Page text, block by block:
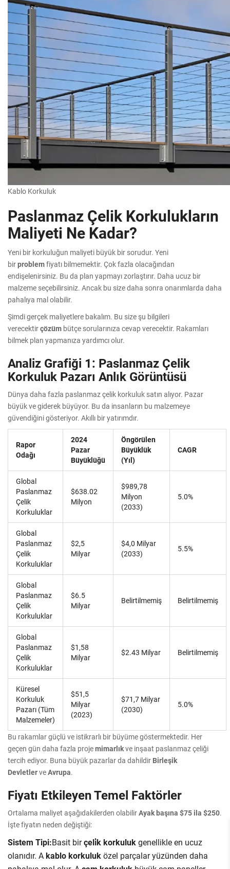
Kablo Korkuluk
Paslanmaz Çelik Korkulukların
Maliyeti Ne Kadar?
Yeni bir korkuluğun maliyeti büyük bir sorudur. Yeni
birproblemfiyatı bilmemektir. Çok fazla olacağından
endişelenirsiniz. Bu da plan yapmayı zorlaştırır. Daha ucuz bir
malzeme seçebilirsiniz. Ancak bu size daha sonra onarımlarda daha
pahalıya mal olabilir.
Şimdi gerçek maliyetlere bakalım. Bu size şu bilgileri
verecektirçözüm bütçe sorularınıza cevap verecektir. Rakamları
bilmek plan yapmanıza yardımcı olur.
Analiz Grafiği 1: Paslanmaz Çelik
Korkuluk Pazarı Anlık Görüntüsü
Dünya daha fazla paslanmaz çelik korkuluk satın alıyor. Pazar
büyük ve giderek büyüyor. Bu da insanların bu malzemeye
güvendiğini gösteriyor. Akıllı bir yatırımdır.
Rapor
Odağı
2024
Pazar
Büyüklüğü
Öngörülen
Büyüklük
(Yıl)
CAGR
Global
Paslanmaz
Çelik
Korkuluklar
$638.02
Milyon
$989,78
Milyon
(2033)
5.0%
Global
Paslanmaz
Çelik
Korkuluklar
$2,5
Milyar
$4,0 Milyar
(2033)
5.5%
Global
Paslanmaz
Çelik
Korkuluklar
$6.5
Milyar
Belirtilmemiş Belirtilmemiş
Global
Paslanmaz
Çelik
Korkuluklar
$1,58
Milyar
$2.43 Milyar Belirtilmemiş
Küresel
Korkuluk
Pazarı (Tüm
Malzemeler)
$51,5
Milyar
(2023)
$71,7 Milyar
(2030)
5.0%
Bu rakamlar güçlü ve istikrarlı bir büyüme göstermektedir. Her
geçen gün daha fazla projemimarlıkve inşaat paslanmaz çeliği
tercih ediyor. Buna büyük pazarlar da dahildir Birleşik
DevletlerveAvrupa.
Fiyatı Etkileyen Temel Faktörler
Ortalama maliyet aşağıdakilerden olabilirAyak başına $75 ila $250.
İşte fiyatın neden değiştiği:
Sistem Tipi:Basit birçeli̇k korkulukgenellikle en ucuz
olanıdır. Akablo korkuluközel parçalar yüzünden daha